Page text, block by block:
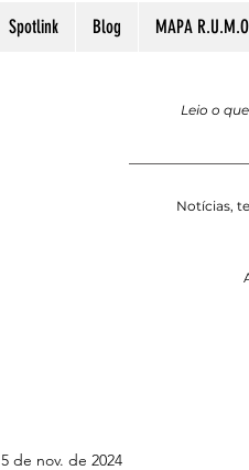
Spotlink Blog MAPA
Leio o
Notícias,
5 de nov. de 2024